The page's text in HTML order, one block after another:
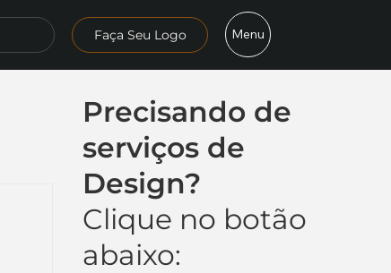
Faça Seu Logo Menu
Precisando de
serviços de
Design?
Clique no botão
abaixo: